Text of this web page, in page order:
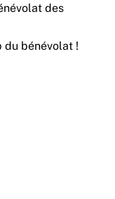
des
du bénévolat !